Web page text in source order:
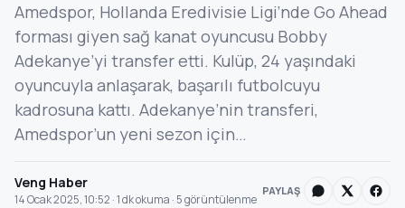
Amedspor, Hollanda Eredivisie Ligi’nde Go Ahead
forması giyen sağ kanat oyuncusu Bobby
Adekanye’yi transfer etti. Kulüp, 24 yaşındaki
oyuncuyla anlaşarak, başarılı futbolcuyu
kadrosuna kattı. Adekanye’nin transferi,
Amedspor’un yeni sezon için…
Veng Haber
14 Ocak 2025, 10:52 · 1 dk okuma · 5 görüntülenme
PAYLAŞ